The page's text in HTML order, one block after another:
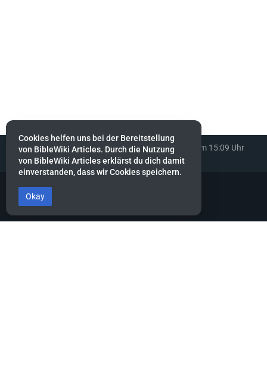
Cookies helfen uns bei der Bereitstellung
von BibleWiki Articles. Durch die Nutzung
von BibleWiki Articles erklärst du dich damit
einverstanden, dass wir Cookies speichern.
Okay
Diese Seite wurde zuletzt am 26. März 2024 um 15:09 Uhr
bearbeitet.
BibleWiki Articles